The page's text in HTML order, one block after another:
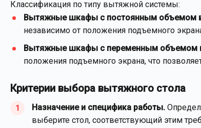
Классификация по типу вытяжной системы:
Вытяжные шкафы с постоянным объемом
независимо от положения подъемного
Вытяжные шкафы с переменным объемом
положения подъемного экрана, что
Критерии выбора вытяжного стола
Назначение и специфика работы.
выберите стол, соответствующий этим